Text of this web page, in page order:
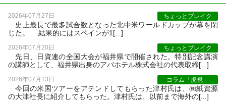
2026年07月27日 ちょっとブレイク
史上最長で最多試合数となった北中米ワールドカップが幕を閉
じた。 結果的にはスペインが1[...]
2026年07月20日 ちょっとブレイク
先日、日資連の全国大会が福井県で開催された。特別記念講演
の講師として、福井県出身のアパホテル株式会社の代表取締[...]
2026年07月13日 コラム「虎視」
今回の米国ツアーをアテンドしてもらった津村氏は、㈱紙資源
の大津社長に紹介してもらった。津村氏は、以前まで海外の[...]